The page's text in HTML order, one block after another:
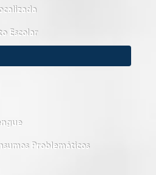
Escolar
Problemáticos